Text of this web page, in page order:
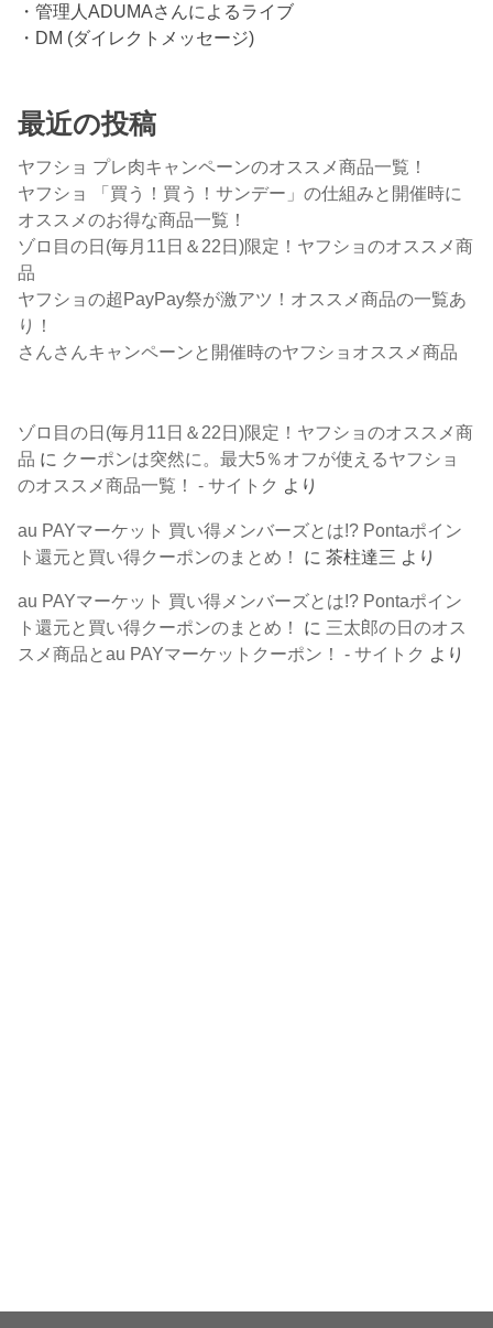
・管理人ADUMAさんによるライブ
・DM (ダイレクトメッセージ)
最近の投稿
ヤフショ プレ肉キャンペーンのオススメ商品一覧！
ヤフショ 「買う！買う！サンデー」の仕組みと開催時に
オススメのお得な商品一覧！
ゾロ目の日(毎月11日＆22日)限定！ヤフショのオススメ商
品
ヤフショの超PayPay祭が激アツ！オススメ商品の一覧あ
り！
さんさんキャンペーンと開催時のヤフショオススメ商品
ゾロ目の日(毎月11日＆22日)限定！ヤフショのオススメ商
品 に クーポンは突然に。最大5％オフが使えるヤフショ
のオススメ商品一覧！ - サイトク より
au PAYマーケット 買い得メンバーズとは!? Pontaポイン
ト還元と買い得クーポンのまとめ！
に茶柱達三 より
au PAYマーケット 買い得メンバーズとは!? Pontaポイン
ト還元と買い得クーポンのまとめ！
に 三太郎の日のオス
スメ商品とau PAYマーケットクーポン！ - サイトク より